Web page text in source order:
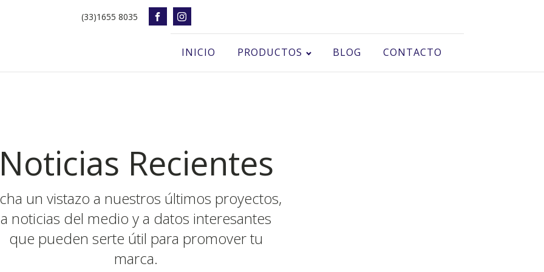
(33)1655 8035
INICIO PRODUCTOS BLOG CONTACTO
Recientes
un vistazo a nuestros últimos proyectos,
a noticias del medio y a datos interesantes
que pueden serte útil para promover tu
marca.